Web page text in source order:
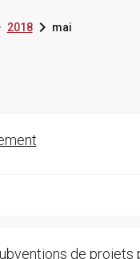
2018 mai
de projets